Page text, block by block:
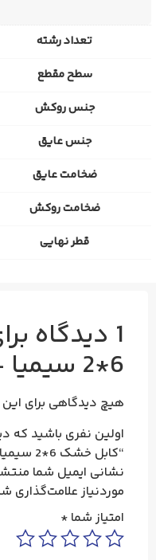
تعداد رشته
سطح مقطع
جنس روکش
جنس عایق
ضخامت عایق
ضخامت روکش
قطر نهایی
1 دیدگاه برای
6*2 سیمیا – مفتولی NYM
هیچ دیدگاهی برای
اولین نفری باشید که
“کابل خشک 6*2 سیمیا – مفتولی NYM”
نشانی ایمیل شما
موردنیاز علامت‌گذاری
امتیاز شما *